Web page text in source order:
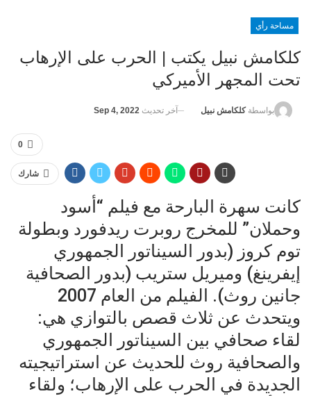
مساحة رأي
كلكامش نبيل يكتب | الحرب على الإرهاب
تحت المجهر الأميركي
بواسطةكلكامش نبيل آخر تحديث Sep 4, 2022
0
شارك
كانت سهرة البارحة مع فيلم “أسود
وحملان” للمخرج روبرت ريدفورد وبطولة
توم كروز (بدور السيناتور الجمهوري
إيفرينغ) وميريل ستريب (بدور الصحافية
جانين روث). الفيلم من العام 2007
ويتحدث عن ثلاث قصص بالتوازي هي:
لقاء صحافي بين السيناتور الجمهوري
والصحافية روث للحديث عن استراتيجيته
الجديدة في الحرب على الإرهاب؛ ولقاء